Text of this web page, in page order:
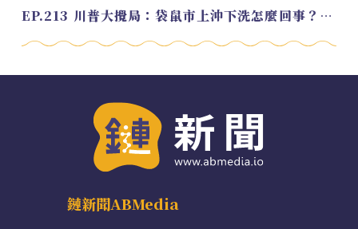
EP.213 川普大攪局：袋鼠市上沖下洗怎麼回事？feat. Alvin
鏈新聞ABMedia